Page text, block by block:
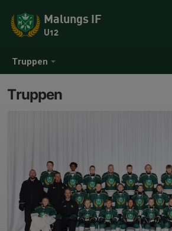
Truppen
Malungs IF
U12
Truppen